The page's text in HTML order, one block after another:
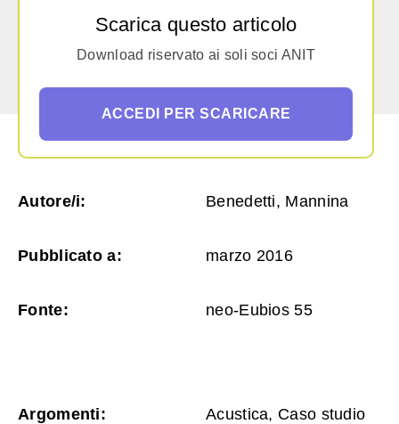
Scarica questo articolo
Download riservato ai soli soci ANIT
ACCEDI PER SCARICARE
Autore/i: Benedetti, Mannina
Pubblicato a: marzo 2016
Fonte: neo-Eubios 55
Argomenti: Acustica, Caso studio